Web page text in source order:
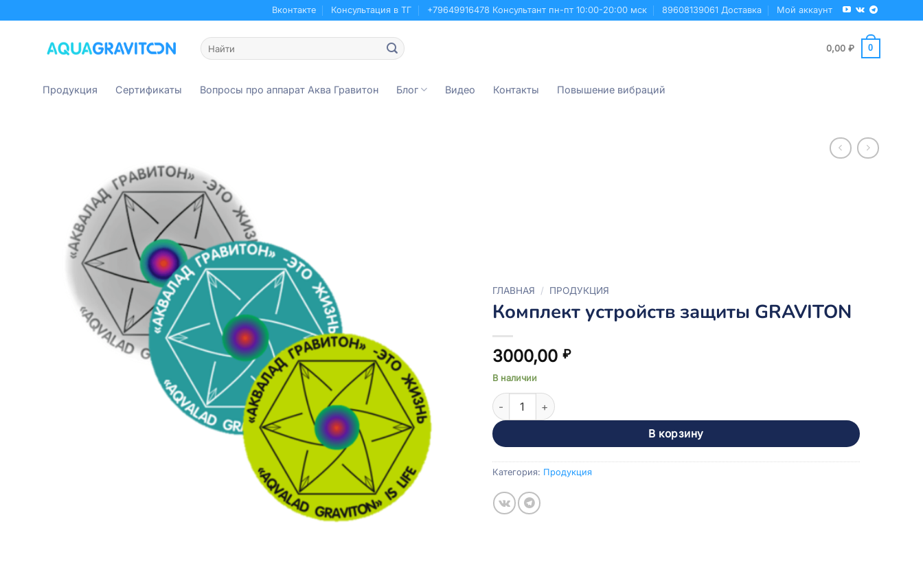
to
Вконтакте Консультация в ТГ +79649916478 Консультант пн-пт 10:00-20:00 мск 89608139061 Доставка Мой аккаунт
Искать:
0,00 ₽ 0
Продукция Сертификаты Вопросы про аппарат Аква Гравитон Блог Видео Контакты Повышение вибраций
ГЛАВНАЯ / ПРОДУКЦИЯ
Комплект устройств защиты GRAVITON
3000,00 ₽
В наличии
Количество товара Комплект устройств защиты GRAVITON
В корзину
Категория: Продукция